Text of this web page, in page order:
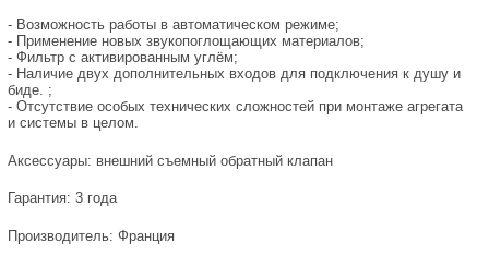
- Возможность работы в автоматическом режиме;
- Применение новых звукопоглощающих материалов;
- Фильтр с активированным углём;
- Наличие двух дополнительных входов для подключения к душу и
биде. ;
- Отсутствие особых технических сложностей при монтаже агрегата
и системы в целом.
Аксессуары: внешний съемный обратный клапан
Гарантия: 3 года
Производитель: Франция